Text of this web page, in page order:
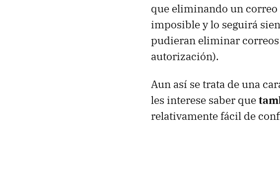
que eliminando un
imposible y lo seguirá
pudieran eliminar
autorización).
Aun así se trata de una
les interese saber que
relativamente fácil de